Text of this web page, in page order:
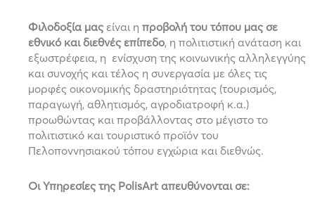
Φιλοδοξία μας είναι η προβολή του τόπου μας σε
εθνικό και διεθνές επίπεδο, η πολιτιστική ανάταση και
εξωστρέφεια, η ενίσχυση της κοινωνικής αλληλεγγύης
και συνοχής και τέλος η συνεργασία με όλες τις
μορφές οικονομικής δραστηριότητας (τουρισμός,
παραγωγή, αθλητισμός, αγροδιατροφή κ.α.)
προωθώντας και προβάλλοντας στο μέγιστο το
πολιτιστικό και τουριστικό προϊόν του
Πελοποννησιακού τόπου εγχώρια και διεθνώς.
Οι Υπηρεσίες της PolisArt απευθύνονται σε: